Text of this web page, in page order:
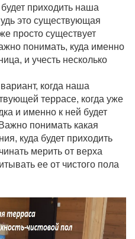
приходить наша
это существующая
просто существует
понимать, куда именно
и учесть несколько
когда наша
террасе, когда уже
и именно к ней будет
понимать какая
куда будет приходить
мерить от верха
ее от чистого пола